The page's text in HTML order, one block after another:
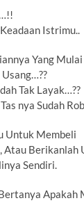
Istrimu..
Yang
Tak Layak…??
nya Sudah
Untuk Membeli
Atau Berikanlah
Sendiri.
Apakah